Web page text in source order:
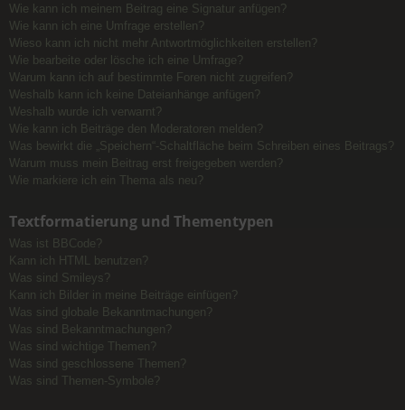
Wie kann ich meinem Beitrag eine Signatur anfügen?
Wie kann ich eine Umfrage erstellen?
Wieso kann ich nicht mehr Antwortmöglichkeiten erstellen?
Wie bearbeite oder lösche ich eine Umfrage?
Warum kann ich auf bestimmte Foren nicht zugreifen?
Weshalb kann ich keine Dateianhänge anfügen?
Weshalb wurde ich verwarnt?
Wie kann ich Beiträge den Moderatoren melden?
Was bewirkt die „Speichern“-Schaltfläche beim Schreiben eines Beitrags?
Warum muss mein Beitrag erst freigegeben werden?
Wie markiere ich ein Thema als neu?
Textformatierung und Thementypen
Was ist BBCode?
Kann ich HTML benutzen?
Was sind Smileys?
Kann ich Bilder in meine Beiträge einfügen?
Was sind globale Bekanntmachungen?
Was sind Bekanntmachungen?
Was sind wichtige Themen?
Was sind geschlossene Themen?
Was sind Themen-Symbole?